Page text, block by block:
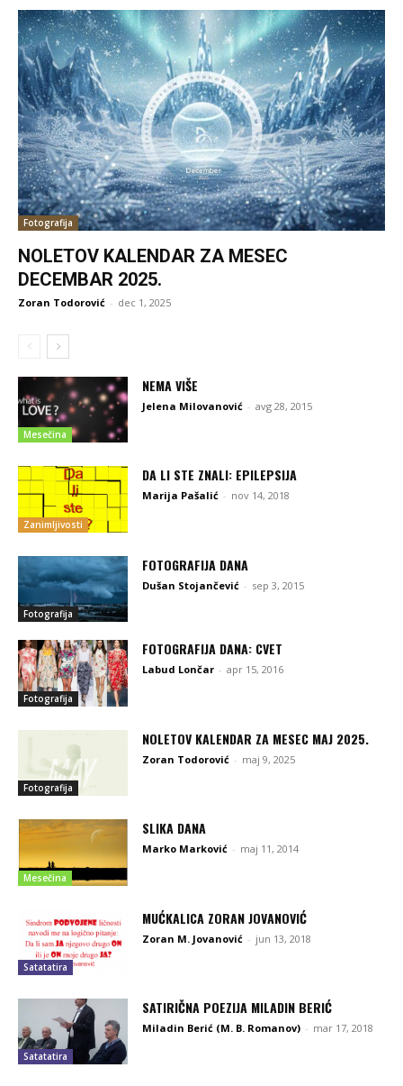
Fotografija
NOLETOV KALENDAR ZA MESEC
DECEMBAR 2025.
Zoran Todorović - dec 1, 2025
Mesečina
NEMA VIŠE
Jelena Milovanović - avg 28, 2015
Zanimljivosti
DA LI STE ZNALI: EPILEPSIJA
Marija Pašalić - nov 14, 2018
Fotografija
FOTOGRAFIJA DANA
Dušan Stojančević - sep 3, 2015
Fotografija
FOTOGRAFIJA DANA: CVET
Labud Lončar - apr 15, 2016
Fotografija
NOLETOV KALENDAR ZA MESEC MAJ 2025.
Zoran Todorović - maj 9, 2025
Mesečina
SLIKA DANA
Marko Marković - maj 11, 2014
Satatatira
MUĆKALICA ZORAN JOVANOVIĆ
Zoran M. Jovanović - jun 13, 2018
Satatatira
SATIRIČNA POEZIJA MILADIN BERIĆ
Miladin Berić (M. B. Romanov) - mar 17, 2018